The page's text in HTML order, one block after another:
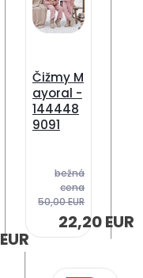
Čižmy M
ayoral -
144448
9091
bežná
cena
50,00 EUR
22,20 EUR